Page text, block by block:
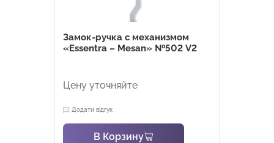
Замок-ручка с механизмом
«Essentra – Mesan» №502 V2
Цену уточняйте
Додати відгук
В Корзину